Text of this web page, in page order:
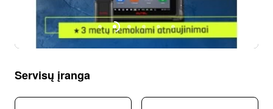
Servisų įranga